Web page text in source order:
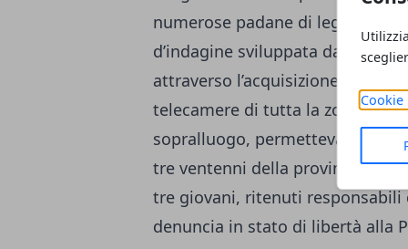
Cookie
numerose padane di legno, per
d’indagine sviluppata dai
attraverso l’acquisizione di utili
telecamere di tutta la zona e
sopralluogo, permetteva di
tre ventenni della provincia di
tre giovani, ritenuti
denuncia in stato di libertà alla